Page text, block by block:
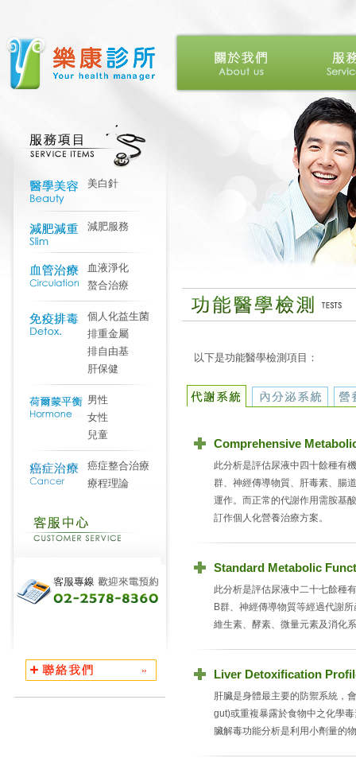
美白針
減肥服務
血液淨化
螯合治療
個人化益生菌
排重金屬
排自由基
肝保健
男性
女性
兒童
癌症整合治療
療程理論
以下是功能醫學檢測項目：
Comprehensive
此分析是評估尿液中四十餘種有
群、神經傳導物質、肝毒素、腸
運作。而正常的代謝作用需胺基
訂作個人化營養治療方案。
Standard Metabolic
此分析是評估尿液中二十七餘種
B群、神經傳導物質等經過代謝
維生素、酵素、微量元素及消化
Liver Detoxification
肝臟是身體最主要的防禦系統，
gut)或重複暴露於食物中之化學
臟解毒功能分析是利用小劑量的